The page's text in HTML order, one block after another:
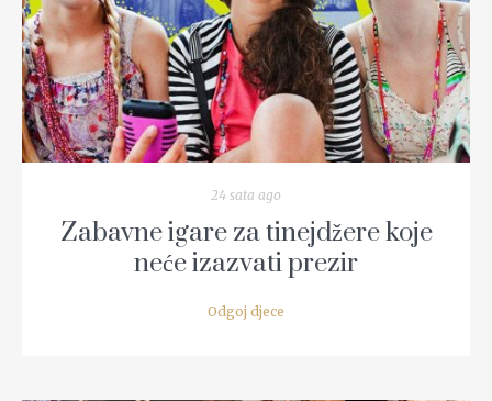
READ MORE
24 sata ago
Zabavne igare za tinejdžere koje
neće izazvati prezir
Odgoj djece